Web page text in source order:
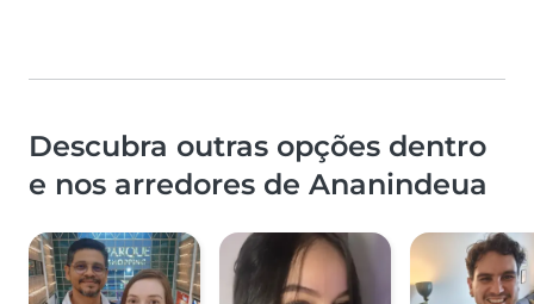
Descubra outras opções dentro
e nos arredores de Ananindeua